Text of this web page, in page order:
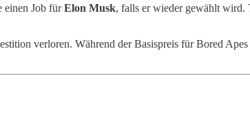
einen Job fürElon Musk, falls er wieder gewählt wird.
verloren. Während der Basispreis für Bored